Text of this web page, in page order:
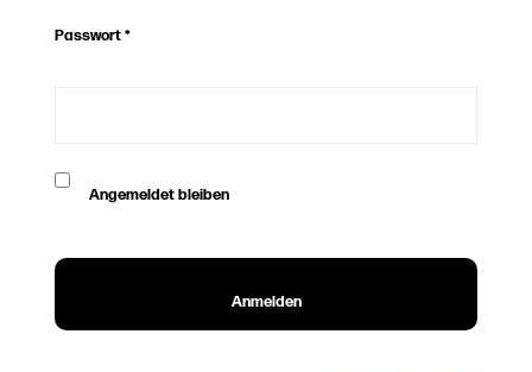
Passwort*
Angemeldet bleiben
Anmelden